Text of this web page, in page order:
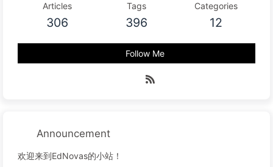
Articles
306
Tags
396
Categories
12
Follow Me
Announcement
欢迎来到EdNovas的小站！